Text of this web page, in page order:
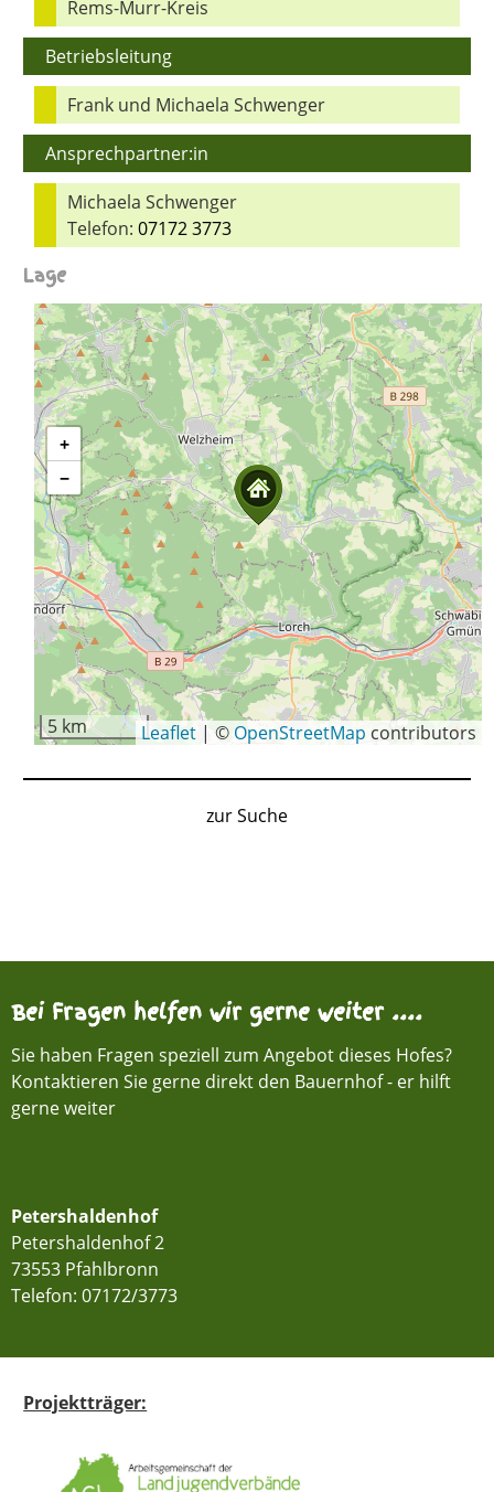
Rems-Murr-Kreis
Betriebsleitung
Frank und Michaela Schwenger
Ansprechpartner:in
Michaela Schwenger
Telefon:07172 3773
Lage
+
−
5 km Leaflet | © OpenStreetMap contributors
zur Suche
Bei Fragen helfen wir gerne weiter ....
Sie haben Fragen speziell zum Angebot dieses Hofes?
Kontaktieren Sie gerne direkt den Bauernhof - er hilft
gerne weiter
Petershaldenhof
Petershaldenhof 2
73553 Pfahlbronn
Telefon: 07172/3773
Projektträger: